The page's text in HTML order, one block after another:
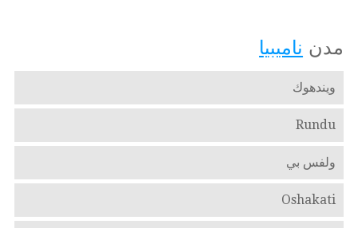
مدن ناميبيا
ويندهوك
Rundu
ولفس بي
Oshakati